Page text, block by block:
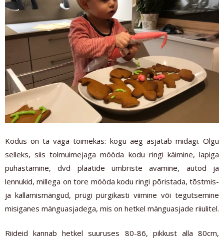
Kodus on ta väga toimekas: kogu aeg asjatab midagi. Olgu
selleks, siis tolmuimejaga mööda kodu ringi käimine, lapiga
puhastamine, dvd plaatide ümbriste avamine, autod ja
lennukid, millega on tore mööda kodu ringi põristada, tõstmis-
ja kallamismängud, prügi pürgikasti viimine või tegutsemine
misiganes mänguasjadega, mis on hetkel mänguasjade riiulitel.
Riideid kannab hetkel suuruses 80-86, pikkust alla 80cm,